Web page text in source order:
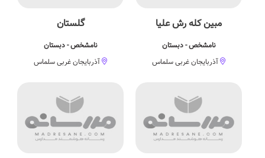
مبین کله رش علیا
نامشخص - دبستان
آذربایجان غربی سلماس
گلستان
نامشخص - دبستان
آذربایجان غربی سلماس